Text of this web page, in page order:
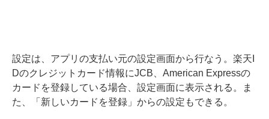
設定は、アプリの支払い元の設定画面から行なう。楽天I
Dのクレジットカード情報にJCB、American Expressの
カードを登録している場合、設定画面に表示される。ま
た、「新しいカードを登録」からの設定もできる。